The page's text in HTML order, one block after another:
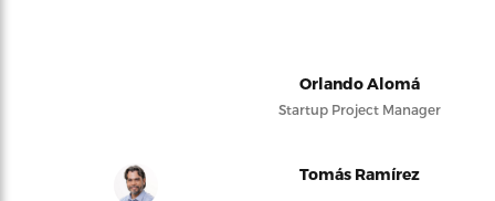
Orlando Alomá
Startup Project Manager
Tomás Ramírez